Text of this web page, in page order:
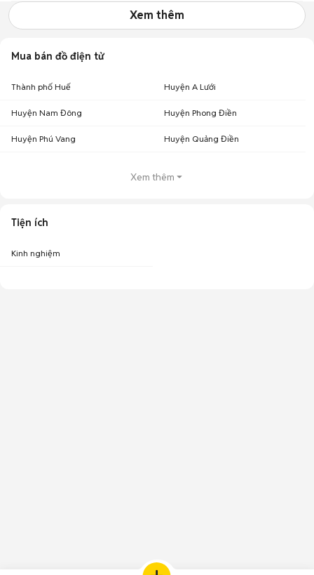
Xem thêm
Mua bán đồ điện tử
Thành phố Huế Huyện A Lưới
Huyện Nam Đông Huyện Phong Điền
Huyện Phú Vang Huyện Quảng Điền
Xem thêm
Tiện ích
Kinh nghiệm